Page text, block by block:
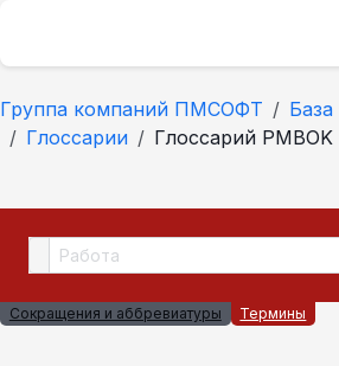
Группа компаний ПМСОФТ
Глоссарии
Глоссарий PMBOK
Сокращения и аббревиатуры Термины